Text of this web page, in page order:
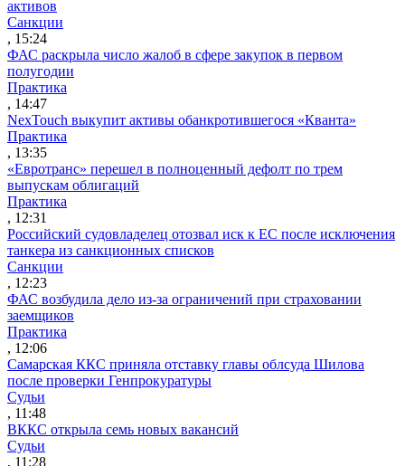
активов
Санкции
, 15:24
ФАС раскрыла число жалоб в сфере закупок в первом
полугодии
Практика
, 14:47
NexTouch выкупит активы обанкротившегося «Кванта»
Практика
, 13:35
«Евротранс» перешел в полноценный дефолт по трем
выпускам облигаций
Практика
, 12:31
Российский судовладелец отозвал иск к ЕС после исключения
танкера из санкционных списков
Санкции
, 12:23
ФАС возбудила дело из-за ограничений при страховании
заемщиков
Практика
, 12:06
Самарская ККС приняла отставку главы облсуда Шилова
после проверки Генпрокуратуры
Судьи
, 11:48
ВККС открыла семь новых вакансий
Судьи
, 11:28